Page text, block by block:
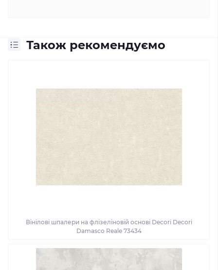
Також рекомендуємо
Вінілові шпалери на флізеліновій основі Decori Decori
Damasco Reale 73434